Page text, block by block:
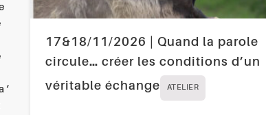
‘
17&18/11/2026 | Quand la parole
circule… créer les conditions d’un
véritable échange
ATELIER